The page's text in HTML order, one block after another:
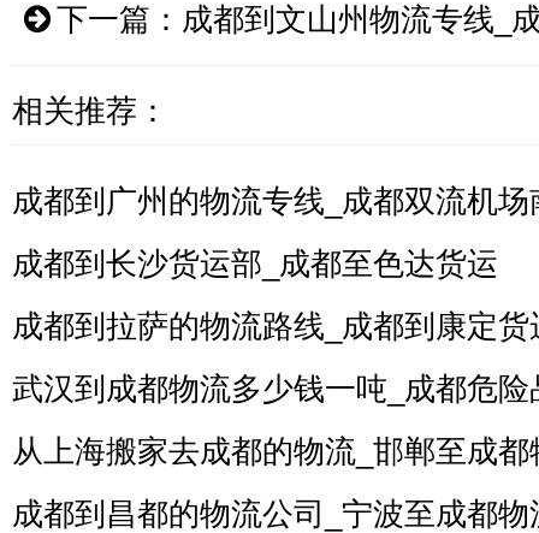
下一篇： 成都到文山州物流专线_
相关推荐：
成都到广州的物流专线_成都双流机
成都到长沙货运部_成都至色达货运
成都到拉萨的物流路线_成都到康定货
武汉到成都物流多少钱一吨_成都危
从上海搬家去成都的物流_邯郸至成
成都到昌都的物流公司_宁波至成都物